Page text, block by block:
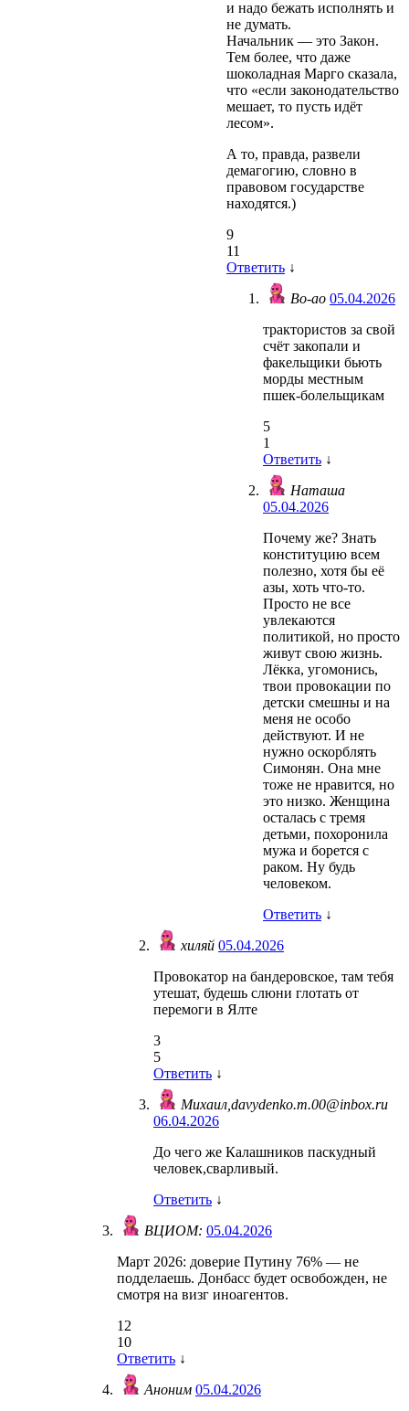
и надо бежать исполнять и
не думать.
Начальник — это Закон.
Тем более, что даже
шоколадная Марго сказала,
что «если законодательство
мешает, то пусть идёт
лесом».
А то, правда, развели
демагогию, словно в
правовом государстве
находятся.)
9
11
Ответить ↓
Во-ао 05.04.2026
трактористов за свой
счёт закопали и
факельщики бьють
морды местным
пшек-болельщикам
5
1
Ответить ↓
Наташа
05.04.2026
Почему же? Знать
конституцию всем
полезно, хотя бы её
азы, хоть что-то.
Просто не все
увлекаются
политикой, но просто
живут свою жизнь.
Лёкка, угомонись,
твои провокации по
детски смешны и на
меня не особо
действуют. И не
нужно оскорблять
Симонян. Она мне
тоже не нравится, но
это низко. Женщина
осталась с тремя
детьми, похоронила
мужа и борется с
раком. Ну будь
человеком.
Ответить ↓
хиляй 05.04.2026
Провокатор на бандеровское, там тебя
утешат, будешь слюни глотать от
перемоги в Ялте
3
5
Ответить ↓
Михаил,davydenko.m.00@inbox.ru
06.04.2026
До чего же Калашников паскудный
человек,сварливый.
Ответить ↓
ВЦИОМ: 05.04.2026
Март 2026: доверие Путину 76% — не
подделаешь. Донбасс будет освобожден, не
смотря на визг иноагентов.
12
10
Ответить ↓
Аноним 05.04.2026